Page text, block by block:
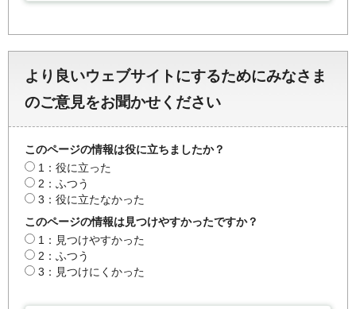
より良いウェブサイトにするためにみなさま
のご意見をお聞かせください
このページの情報は役に立ちましたか？
1：役に立った
2：ふつう
3：役に立たなかった
このページの情報は見つけやすかったですか？
1：見つけやすかった
2：ふつう
3：見つけにくかった